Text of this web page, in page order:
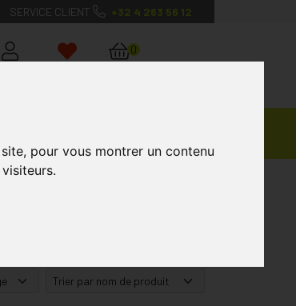
pour vous montrer un contenu
SERVICE CLIENT +32 4 263 56 12
0